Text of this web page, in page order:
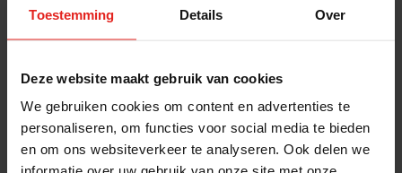
Toestemming Details Over
Deze website maakt gebruik van cookies
We gebruiken cookies om content en advertenties te
personaliseren, om functies voor social media te bieden
en om ons websiteverkeer te analyseren. Ook delen we
winnaar van het Appeltje van Oranje.
Actuele vacatures
Pers en media
Jaarverslag 2025
Contact
Klachtenprocedure
Privacyverklaring
Opzeggen